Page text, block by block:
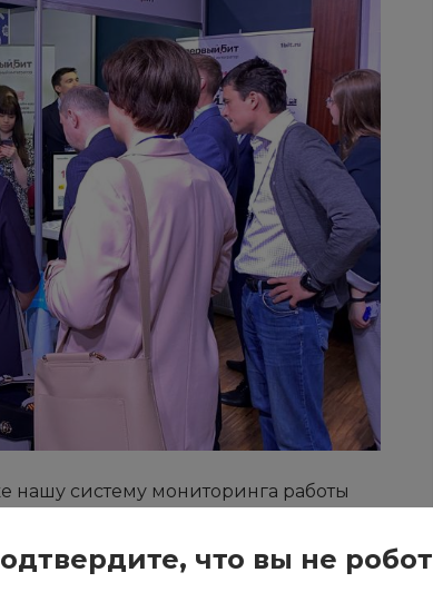
что вы не робот
нашу систему мониторинга работы
управление персоналом на